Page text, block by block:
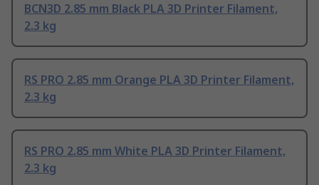
BCN3D 2.85 mm Black PLA 3D Printer Filament,
2.3 kg
RS PRO 2.85 mm Orange PLA 3D Printer Filament,
2.3 kg
RS PRO 2.85 mm White PLA 3D Printer Filament,
2.3 kg